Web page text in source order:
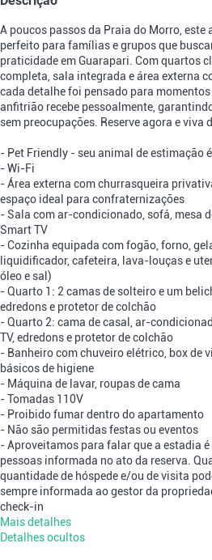
A poucos passos da Praia do Morro, este
perfeito para famílias e grupos que
praticidade em Guarapari. Com quartos
completa, sala integrada e área externa
cada detalhe foi pensado para momentos
anfitrião recebe pessoalmente,
sem preocupações. Reserve agora e viva
- Pet Friendly - seu animal de estimação
- Wi-Fi
- Área externa com churrasqueira
espaço ideal para confraternizações
- Sala com ar-condicionado, sofá, mesa
Smart TV
- Cozinha equipada com fogão, forno,
liquidificador, cafeteira, lava-louças e
óleo e sal)
- Quarto 1: 2 camas de solteiro e um
edredons e protetor de colchão
- Quarto 2: cama de casal, ar-
TV, edredons e protetor de colchão
- Banheiro com chuveiro elétrico, box de
básicos de higiene
- Máquina de lavar, roupas de cama
- Tomadas 110V
- Proibido fumar dentro do apartamento
- Não são permitidas festas ou eventos
- Aproveitamos para falar que a estadia
pessoas informada no ato da reserva.
quantidade de hóspede e/ou de visita
sempre informada ao gestor da
check-in
Mais detalhes
Detalhes ocultos